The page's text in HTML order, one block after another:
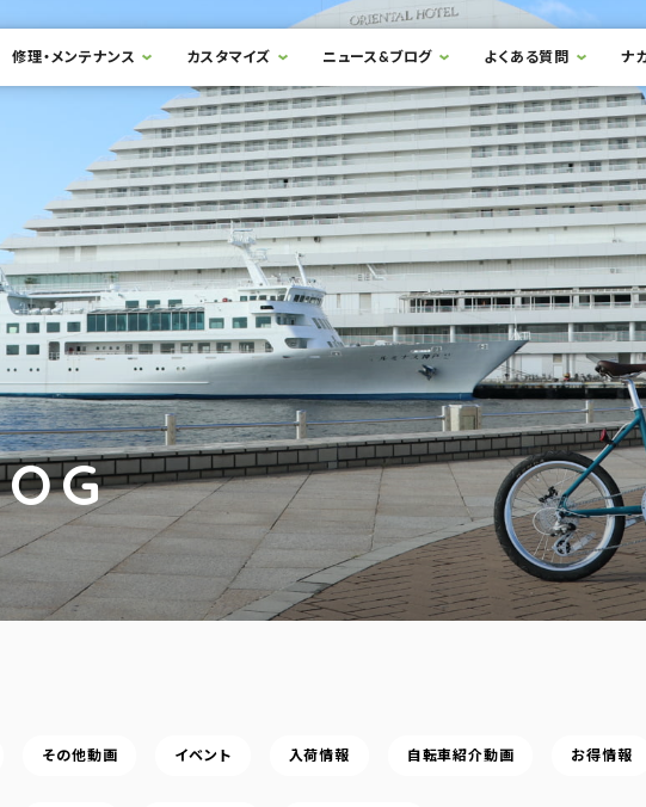
修理・メンテナンス カスタマイズ ニュース&ブログ よくある質問 ナ
その他動画 イベント 入荷情報 自転車紹介動画 お得情報